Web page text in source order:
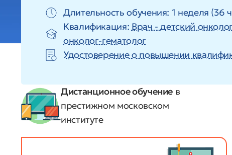
Длительность обучения: 1 неделя (36
Квалификация: Врач - детский онколог
онколог-гематолог
Удостоверение о повышении
Дистанционное обучение в
престижном московском
институте